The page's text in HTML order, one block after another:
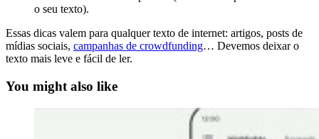
o seu texto).
Essas dicas valem para qualquer texto de internet: artigos, posts de
mídias sociais, campanhas de crowdfunding… Devemos deixar o
texto mais leve e fácil de ler.
You might also like